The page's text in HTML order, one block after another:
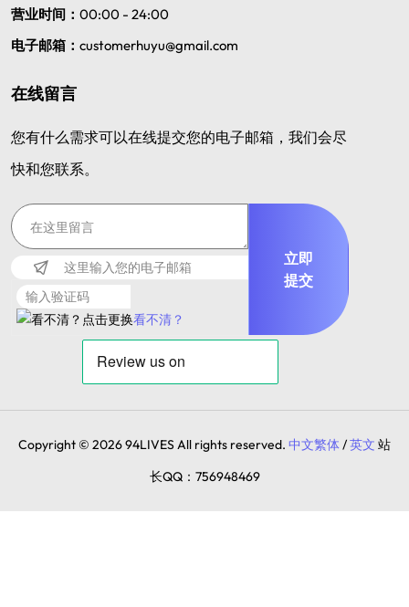
营业时间： 00:00 - 24:00
电子邮箱： customerhuyu@gmail.com
在线留言
您有什么需求可以在线提交您的电子邮箱，我们会尽
快和您联系。
看不清？
立即
提交
Copyright © 2026 94LIVES All rights reserved. 中文繁体/英文 站
长QQ：756948469